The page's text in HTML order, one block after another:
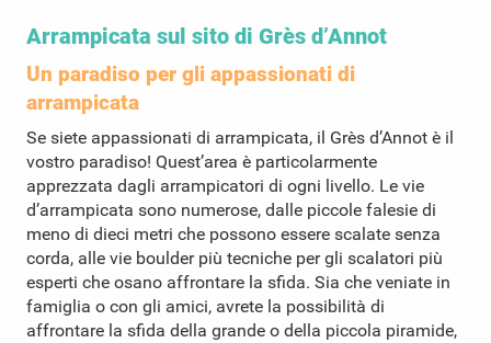
Arrampicata sul sito di Grès d’Annot
Un paradiso per gli appassionati di
arrampicata
Se siete appassionati di arrampicata, il Grès d’Annot è il
vostro paradiso! Quest’area è particolarmente
apprezzata dagli arrampicatori di ogni livello. Le vie
d’arrampicata sono numerose, dalle piccole falesie di
meno di dieci metri che possono essere scalate senza
corda, alle vie boulder più tecniche per gli scalatori più
esperti che osano affrontare la sfida. Sia che veniate in
famiglia o con gli amici, avrete la possibilità di
affrontare la sfida della grande o della piccola piramide,